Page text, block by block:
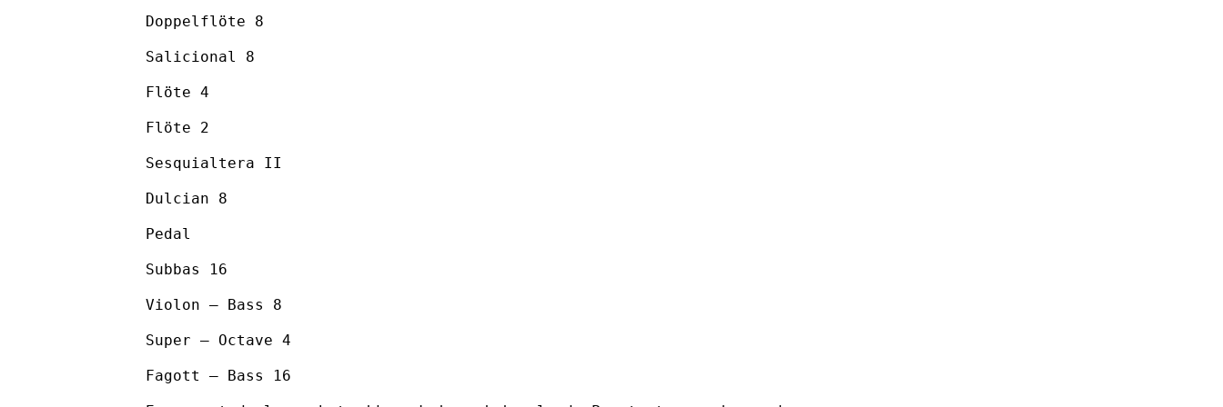
Doppelflöte 8
Salicional 8
Flöte 4
Flöte 2
Sesquialtera II
Dulcian 8
Pedal
Subbas 16
Violon – Bass 8
Super – Octave 4
Fagott – Bass 16